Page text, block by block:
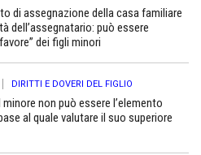
di assegnazione della casa familiare
dell’assegnatario: può essere
dei figli minori
DIRITTI E DOVERI DEL FIGLIO
non può essere l’elemento
al quale valutare il suo superiore